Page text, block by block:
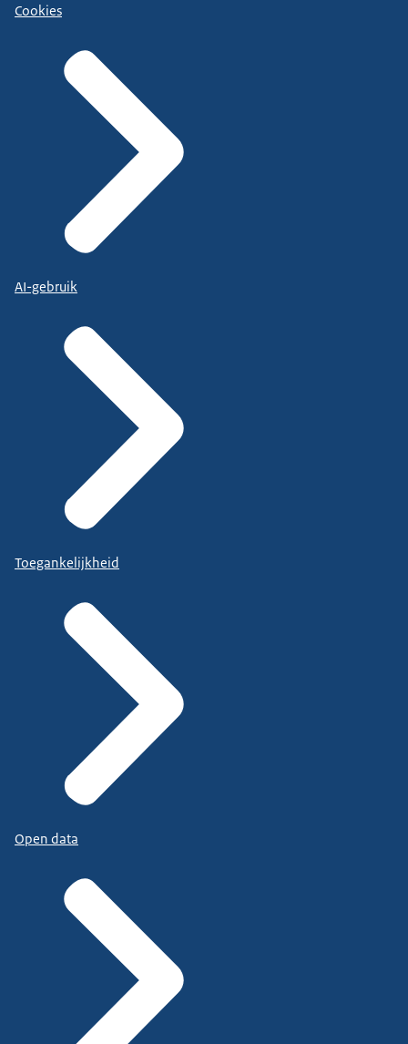
Cookies
AI-gebruik
Toegankelijkheid
Open data